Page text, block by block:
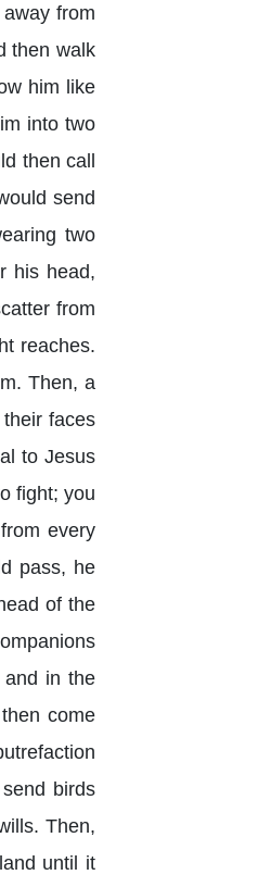
from
then walk
him like
into two
then call
send
two
his head,
from
reaches.
Then, a
faces
to Jesus
fight; you
every
pass, he
of the
and in the
come
birds
Then,
until it